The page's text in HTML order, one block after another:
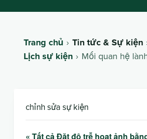
Trang chủ
Tin tức & Sự kiện
Lịch sự kiện
Mối quan hệ
chỉnh sửa sự kiện
« Tất cả Đặt độ trễ hoạt ảnh